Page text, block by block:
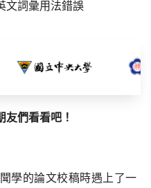
們看看吧！
學的論文校稿時遇上了一